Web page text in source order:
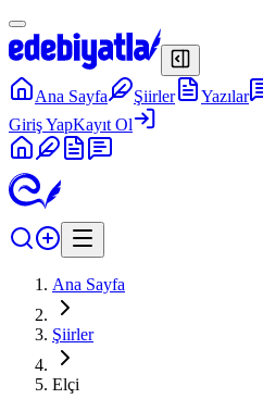
Ana Sayfa Şiirler Yazılar
Giriş YapKayıt Ol
Ana Sayfa
Şiirler
Elçi